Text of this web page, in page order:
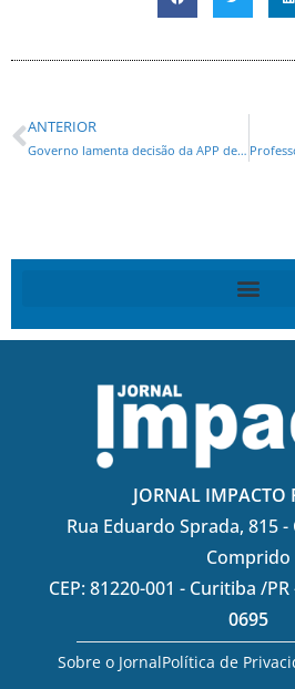
ANTERIOR
Governo lamenta decisão da APP de estender greve
JORNAL IMPACTO
Rua Eduardo Sprada, 815 -
Comprido
CEP: 81220-001 - Curitiba /PR
0695
Sobre o JornalPolítica de